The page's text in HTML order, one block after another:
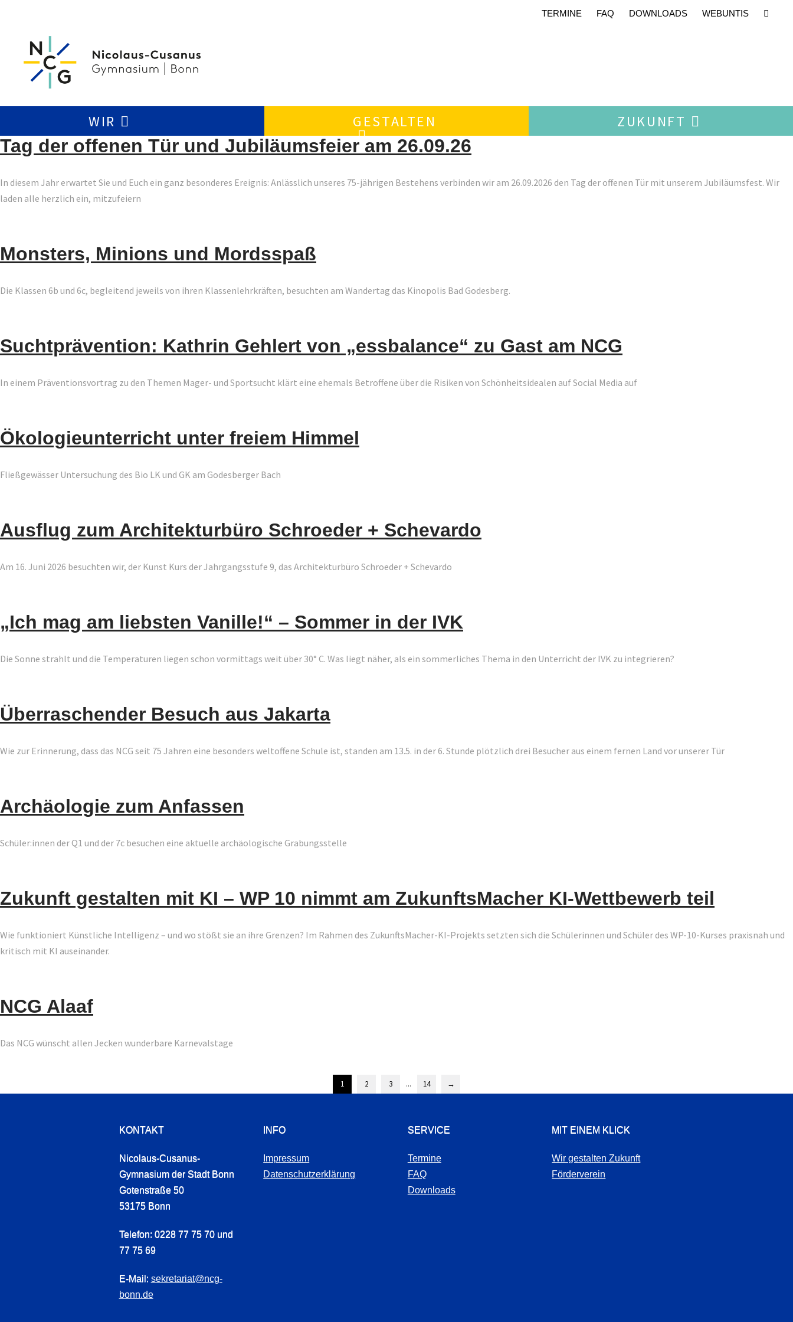
TERMINE FAQ DOWNLOADS WEBUNTIS
WIR GESTALTEN ZUKUNFT
Tag der offenen Tür und Jubiläumsfeier am 26.09.26
In diesem Jahr erwartet Sie und Euch ein ganz besonderes Ereignis: Anlässlich unseres 75-jährigen Bestehens verbinden wir am 26.09.2026 den Tag der offenen Tür mit unserem Jubiläumsfest. Wir
laden alle herzlich ein, mitzufeiern
Monsters, Minions und Mordsspaß
Die Klassen 6b und 6c, begleitend jeweils von ihren Klassenlehrkräften, besuchten am Wandertag das Kinopolis Bad Godesberg.
Suchtprävention: Kathrin Gehlert von „essbalance“ zu Gast am NCG
In einem Präventionsvortrag zu den Themen Mager- und Sportsucht klärt eine ehemals Betroffene über die Risiken von Schönheitsidealen auf Social Media auf
Ökologieunterricht unter freiem Himmel
Fließgewässer Untersuchung des Bio LK und GK am Godesberger Bach
Ausflug zum Architekturbüro Schroeder + Schevardo
Am 16. Juni 2026 besuchten wir, der Kunst Kurs der Jahrgangsstufe 9, das Architekturbüro Schroeder + Schevardo
„Ich mag am liebsten Vanille!“ – Sommer in der IVK
Die Sonne strahlt und die Temperaturen liegen schon vormittags weit über 30° C. Was liegt näher, als ein sommerliches Thema in den Unterricht der IVK zu integrieren?
Überraschender Besuch aus Jakarta
Wie zur Erinnerung, dass das NCG seit 75 Jahren eine besonders weltoffene Schule ist, standen am 13.5. in der 6. Stunde plötzlich drei Besucher aus einem fernen Land vor unserer Tür
Archäologie zum Anfassen
Schüler:innen der Q1 und der 7c besuchen eine aktuelle archäologische Grabungsstelle
Zukunft gestalten mit KI – WP 10 nimmt am ZukunftsMacher KI-Wettbewerb teil
Wie funktioniert Künstliche Intelligenz – und wo stößt sie an ihre Grenzen? Im Rahmen des ZukunftsMacher-KI-Projekts setzten sich die Schülerinnen und Schüler des WP-10-Kurses praxisnah und
kritisch mit KI auseinander.
NCG Alaaf
Das NCG wünscht allen Jecken wunderbare Karnevalstage
1 2 3 ... 14 →
KONTAKT
Nicolaus-Cusanus-
Gymnasium der Stadt Bonn
Gotenstraße 50
53175 Bonn
Telefon: 0228 77 75 70 und
77 75 69
E-Mail: sekretariat@ncg-
bonn.de
INFO
Impressum
Datenschutzerklärung
SERVICE
Termine
FAQ
Downloads
MIT EINEM KLICK
Wir gestalten Zukunft
Förderverein